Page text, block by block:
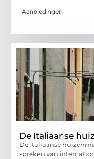
Aanbiedingen
De Italiaanse
De Italiaanse
spreken van